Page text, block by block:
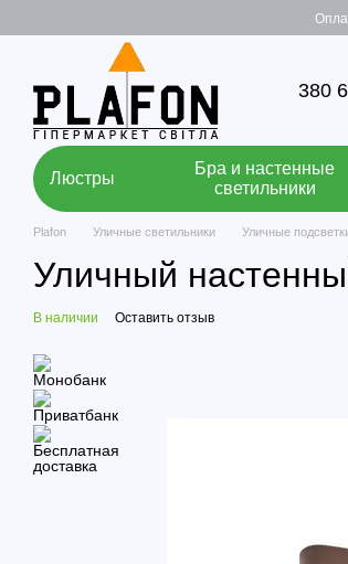
380
Люстры
Бра и настенные
светильники
Plafon Уличные светильники Уличные
Уличный
В наличии Оставить отзыв